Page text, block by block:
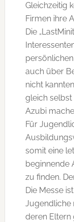
Gleichzeitig
Firmen ihre
Die
auch über
nicht
gleich
Azubi
Für
somit eine
beginnende
zu finden.
Die Messe
Jugendliche
deren Eltern